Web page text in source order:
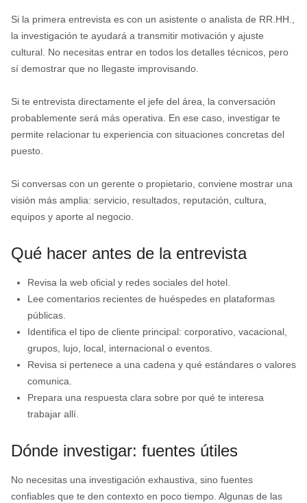
Si la primera entrevista es con un asistente o analista de RR.HH.,
la investigación te ayudará a transmitir motivación y ajuste
cultural. No necesitas entrar en todos los detalles técnicos, pero
sí demostrar que no llegaste improvisando.
Si te entrevista directamente el jefe del área, la conversación
probablemente será más operativa. En ese caso, investigar te
permite relacionar tu experiencia con situaciones concretas del
puesto.
Si conversas con un gerente o propietario, conviene mostrar una
visión más amplia: servicio, resultados, reputación, cultura,
equipos y aporte al negocio.
Qué hacer antes de la entrevista
Revisa la web oficial y redes sociales del hotel.
Lee comentarios recientes de huéspedes en plataformas
públicas.
Identifica el tipo de cliente principal: corporativo, vacacional,
grupos, lujo, local, internacional o eventos.
Revisa si pertenece a una cadena y qué estándares o valores
comunica.
Prepara una respuesta clara sobre por qué te interesa
trabajar allí.
Dónde investigar: fuentes útiles
No necesitas una investigación exhaustiva, sino fuentes
confiables que te den contexto en poco tiempo. Algunas de las